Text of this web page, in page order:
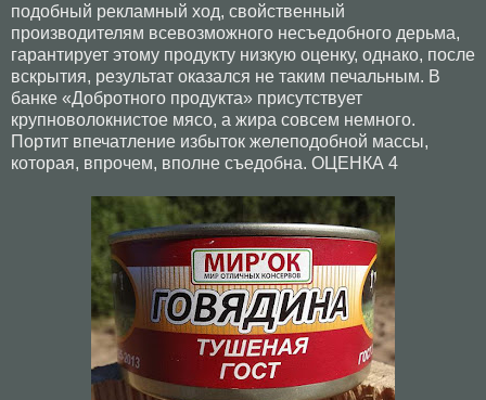
подобный рекламный ход, свойственный
производителям всевозможного несъедобного дерьма,
гарантирует этому продукту низкую оценку, однако, после
вскрытия, результат оказался не таким печальным. В
банке «Добротного продукта» присутствует
крупноволокнистое мясо, а жира совсем немного.
Портит впечатление избыток желеподобной массы,
которая, впрочем, вполне съедобна. ОЦЕНКА 4